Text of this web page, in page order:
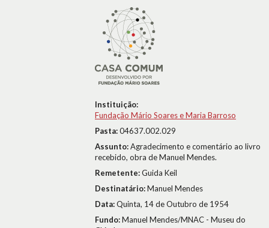
Instituição:
Fundação Mário Soares e Maria Barroso
Pasta:04637.002.029
Assunto:Agradecimento e comentário ao livro
recebido, obra de Manuel Mendes.
Remetente:Guida Keil
Destinatário:Manuel Mendes
Data:Quinta, 14 de Outubro de 1954
Fundo:Manuel Mendes/MNAC - Museu do